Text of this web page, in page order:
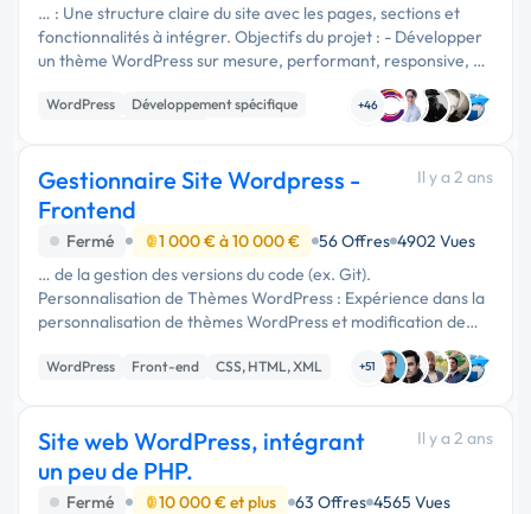
… : Une structure claire du site avec les pages, sections et
fonctionnalités à intégrer. Objectifs du projet : - Développer
un thème WordPress sur mesure, performant, responsive, et
conforme aux standards de développement modernes. -
Respecter la …
WordPress
Développement spécifique
+46
Gestionnaire Site Wordpress -
Frontend
Il y a 2 ans
Fermé 1 000 € à 10 000 € 56 Offres 4902 Vues
… de la gestion des versions du code (ex. Git).
Personnalisation de Thèmes WordPress : Expérience dans la
personnalisation de thèmes WordPress et modification de
thèmes pour répondre aux besoins spécifiques des projets.
Développement de Plugins …
WordPress Front-end CSS, HTML, XML +51
Site web WordPress, intégrant
un peu de PHP.
Il y a 2 ans
Fermé 10 000 € et plus 63 Offres 4565 Vues